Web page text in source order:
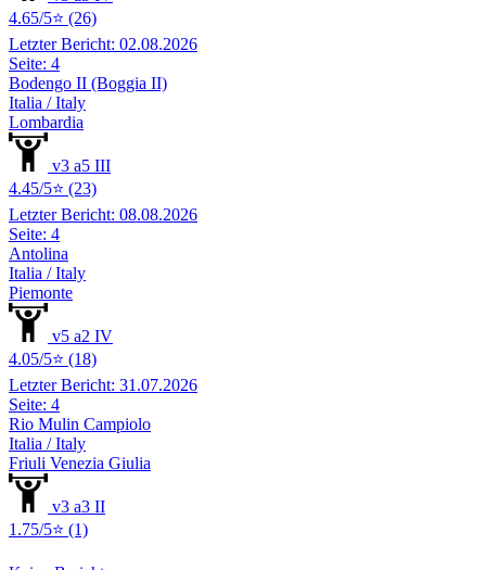
4.65/5⭐ (26)
Letzter Bericht: 02.08.2026
Seite: 4
Bodengo II (Boggia II)
Italia / Italy
Lombardia
v3 a5 III
4.45/5⭐ (23)
Letzter Bericht: 08.08.2026
Seite: 4
Antolina
Italia / Italy
Piemonte
v5 a2 IV
4.05/5⭐ (18)
Letzter Bericht: 31.07.2026
Seite: 4
Rio Mulin Campiolo
Italia / Italy
Friuli Venezia Giulia
v3 a3 II
1.75/5⭐ (1)